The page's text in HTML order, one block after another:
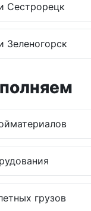
Сестрорецк
Зеленогорск
грузов